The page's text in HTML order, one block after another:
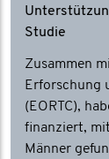
Studie
Zusammen
Erforschung
(EORTC),
finanziert,
Männer